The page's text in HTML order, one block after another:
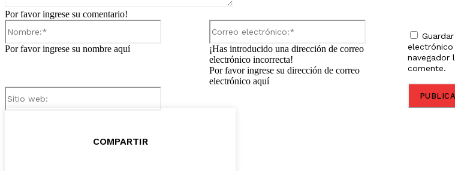
Por favor ingrese su comentario!
Por favor ingrese su nombre aquí
Correo
electrónico:*
¡Has introducido una dirección de correo
electrónico incorrecta!
Por favor ingrese su dirección de correo
electrónico aquí
navegador
comente.
COMPARTIR